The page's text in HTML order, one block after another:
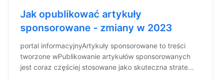
Jak opublikować artykuły
sponsorowane - zmiany w 2023
portal informacyjnyArtykuły sponsorowane to treści
tworzone wPublikowanie artykułów sponsorowanych
jest coraz częściej stosowane jako skuteczna strate...